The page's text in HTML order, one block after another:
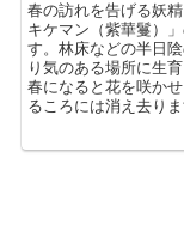
春の訪れを告げる妖
キケマン（紫華鬘）
す。林床などの半日
り気のある場所に生育
春になると花を咲か
るころには消え去りま